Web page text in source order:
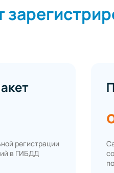
регистрации
в ГИБДД